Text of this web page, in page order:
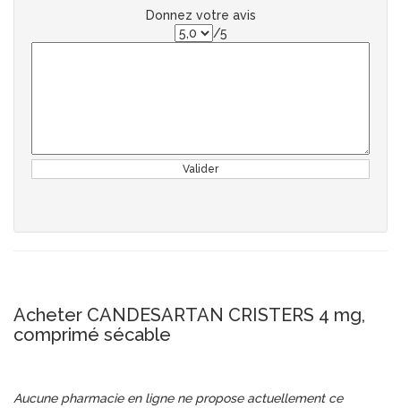
Donnez votre avis
/5
Valider
Acheter CANDESARTAN CRISTERS 4 mg,
comprimé sécable
Aucune pharmacie en ligne ne propose actuellement ce